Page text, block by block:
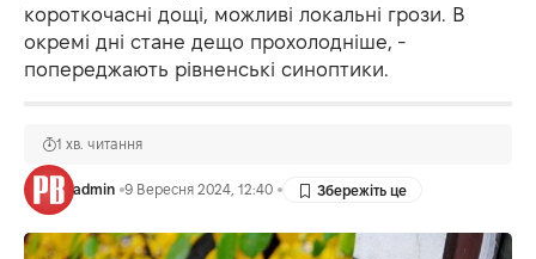
короткочасні дощі, можливі локальні грози. В
окремі дні стане дещо прохолодніше, -
попереджають рівненські синоптики.
admin 9 Вересня 2024, 12:40
1 хв. читання